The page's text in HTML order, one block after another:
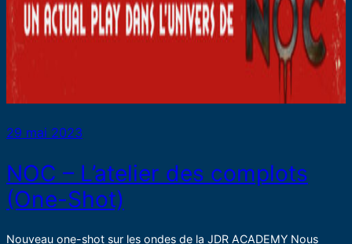
29 mai 2023
NOC – L’atelier des complots
(One-Shot)
Nouveau one-shot sur les ondes de la JDR ACADEMY Nous